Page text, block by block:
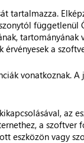
tartalmazza.
függetlenül
a
vonatkoznak.
az
a
eszközön vagy